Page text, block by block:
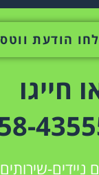
הודעת
חייגו
ניידים-